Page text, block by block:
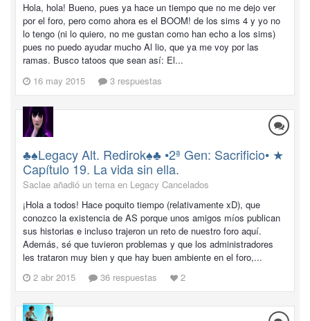
Hola, hola! Bueno, pues ya hace un tiempo que no me dejo ver
por el foro, pero como ahora es el BOOM! de los sims 4 y yo no
lo tengo (ni lo quiero, no me gustan como han echo a los sims)
pues no puedo ayudar mucho Al lio, que ya me voy por las
ramas. Busco tatoos que sean así: El...
16 may 2015
3 respuestas
♣♠Legacy Alt. Redirok♠♣ •2ª Gen: Sacrificio• ★
Capítulo 19. La vida sin ella.
Saclae añadió un tema en Legacy Cancelados
¡Hola a todos! Hace poquito tiempo (relativamente xD), que
conozco la existencia de AS porque unos amigos míos publican
sus historias e incluso trajeron un reto de nuestro foro aquí.
Además, sé que tuvieron problemas y que los administradores
les trataron muy bien y que hay buen ambiente en el foro,...
2 abr 2015
36 respuestas 2